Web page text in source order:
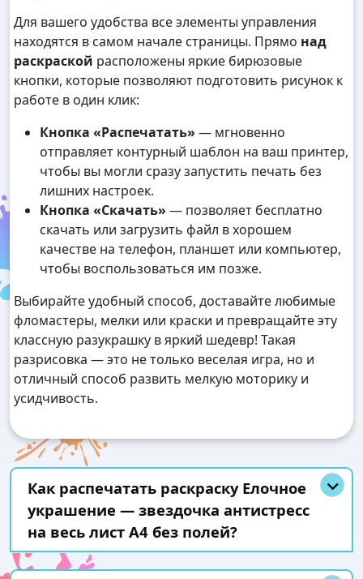
Для вашего удобства все элементы управления
находятся в самом начале страницы. Прямо над
раскраской расположены яркие бирюзовые
кнопки, которые позволяют подготовить рисунок к
работе в один клик:
Кнопка «Распечатать» — мгновенно
отправляет контурный шаблон на ваш принтер,
чтобы вы могли сразу запустить печать без
лишних настроек.
Кнопка «Скачать» — позволяет бесплатно
скачать или загрузить файл в хорошем
качестве на телефон, планшет или компьютер,
чтобы воспользоваться им позже.
Выбирайте удобный способ, доставайте любимые
фломастеры, мелки или краски и превращайте эту
классную разукрашку в яркий шедевр! Такая
разрисовка — это не только веселая игра, но и
отличный способ развить мелкую моторику и
усидчивость.
Как распечатать раскраску Елочное
украшение — звездочка антистресс
на весь лист А4 без полей?